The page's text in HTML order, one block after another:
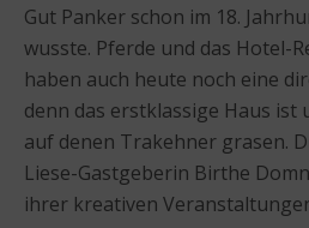
Gut Panker schon im 18.
wusste. Pferde und das Hotel-
haben auch heute noch eine
denn das erstklassige Haus ist
auf denen Trakehner grasen.
Liese-Gastgeberin Birthe
ihrer kreativen